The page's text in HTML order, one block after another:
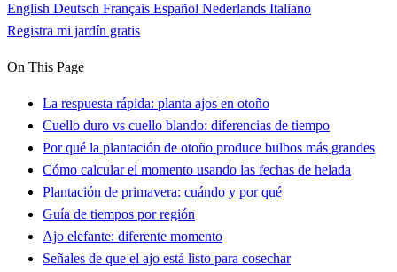
English Deutsch Français Español Nederlands Italiano
Registra mi jardín gratis
On This Page
La respuesta rápida: planta ajos en otoño
Cuello duro vs cuello blando: diferencias de tiempo
Por qué la plantación de otoño produce bulbos más grandes
Cómo calcular el momento usando las fechas de helada
Plantación de primavera: cuándo y por qué
Guía de tiempos por región
Ajo elefante: diferente momento
Señales de que el ajo está listo para cosechar